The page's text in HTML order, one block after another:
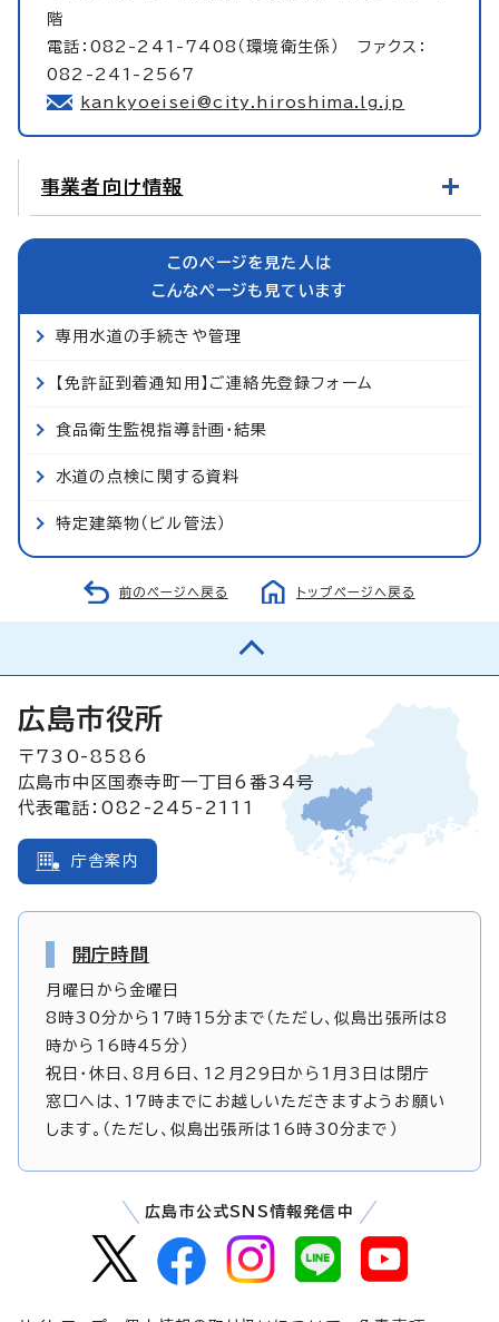
階
電話：082-241-7408（環境衛生係） ファクス：
082-241-2567
kankyoeisei@city.hiroshima.lg.jp
事業者向け情報
このページを見た人は
こんなページも見ています
専用水道の手続きや管理
【免許証到着通知用】ご連絡先登録フォーム
食品衛生監視指導計画・結果
水道の点検に関する資料
特定建築物（ビル管法）
前のページへ戻る トップページへ戻る
広島市役所
〒730-8586
広島市中区国泰寺町一丁目6番34号
代表電話：082-245-2111
庁舎案内
開庁時間
月曜日から金曜日
8時30分から17時15分まで（ただし、似島出張所は8
時から16時45分）
祝日・休日、8月6日、12月29日から1月3日は閉庁
窓口へは、17時までにお越しいただきますようお願い
します。（ただし、似島出張所は16時30分まで）
広島市公式SNS情報発信中